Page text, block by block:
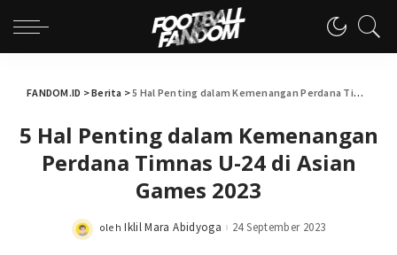
FANDOM.ID >Berita >5 Hal Penting dalam Kemenangan Perdana Timnas U-24 di Asian Games 2023
5 Hal Penting dalam Kemenangan
Perdana Timnas U-24 di Asian
Games 2023
Posted
oleh Iklil Mara Abidyoga 24 September 2023